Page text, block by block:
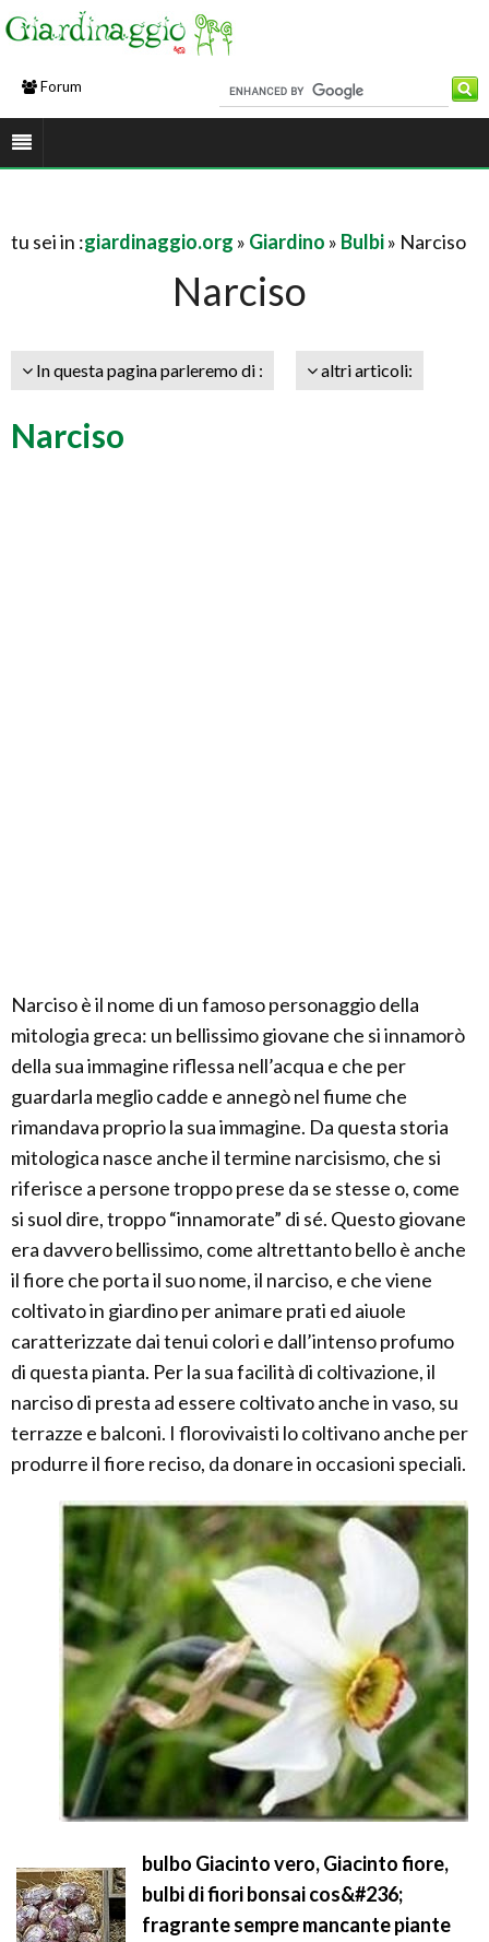
Forum
tu sei in :giardinaggio.org » Giardino » Bulbi» Narciso
Narciso
In questa pagina parleremo di : altri articoli:
Narciso
Narciso è il nome di un famoso personaggio della
mitologia greca: un bellissimo giovane che si innamorò
della sua immagine riflessa nell’acqua e che per
guardarla meglio cadde e annegò nel fiume che
rimandava proprio la sua immagine. Da questa storia
mitologica nasce anche il termine narcisismo, che si
riferisce a persone troppo prese da se stesse o, come
si suol dire, troppo “innamorate” di sé. Questo giovane
era davvero bellissimo, come altrettanto bello è anche
il fiore che porta il suo nome, il narciso, e che viene
coltivato in giardino per animare prati ed aiuole
caratterizzate dai tenui colori e dall’intenso profumo
di questa pianta. Per la sua facilità di coltivazione, il
narciso di presta ad essere coltivato anche in vaso, su
terrazze e balconi. I florovivaisti lo coltivano anche per
produrre il fiore reciso, da donare in occasioni speciali.
bulbo Giacinto vero, Giacinto fiore,
bulbi di fiori bonsai cos&#236;
fragrante sempre mancante piante